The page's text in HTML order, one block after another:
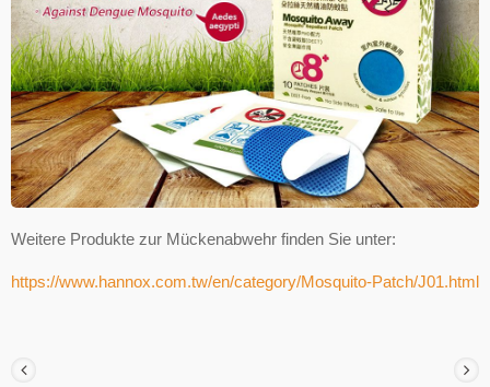
Weitere Produkte zur Mückenabwehr finden Sie unter:
https://www.hannox.com.tw/en/category/Mosquito-Patch/J01.html